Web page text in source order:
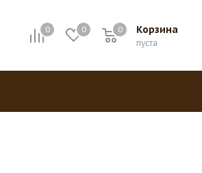
0 0 Корзина
0
пуста
0